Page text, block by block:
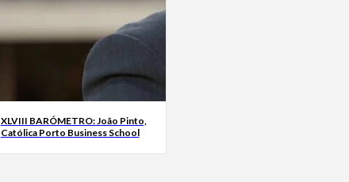
XLVIII BARÓMETRO: João Pinto,
Católica Porto Business School